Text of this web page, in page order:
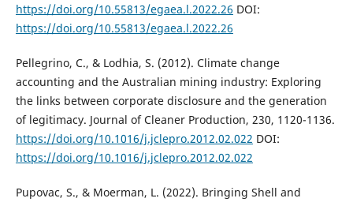
https://doi.org/10.55813/egaea.l.2022.26 DOI:
https://doi.org/10.55813/egaea.l.2022.26
Pellegrino, C., & Lodhia, S. (2012). Climate change
accounting and the Australian mining industry: Exploring
the links between corporate disclosure and the generation
of legitimacy. Journal of Cleaner Production, 230, 1120-1136.
https://doi.org/10.1016/j.jclepro.2012.02.022 DOI:
https://doi.org/10.1016/j.jclepro.2012.02.022
Pupovac, S., & Moerman, L. (2022). Bringing Shell and